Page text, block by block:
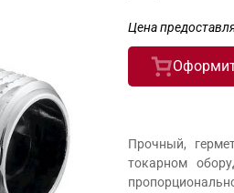
Цена
Прочный,
токарном